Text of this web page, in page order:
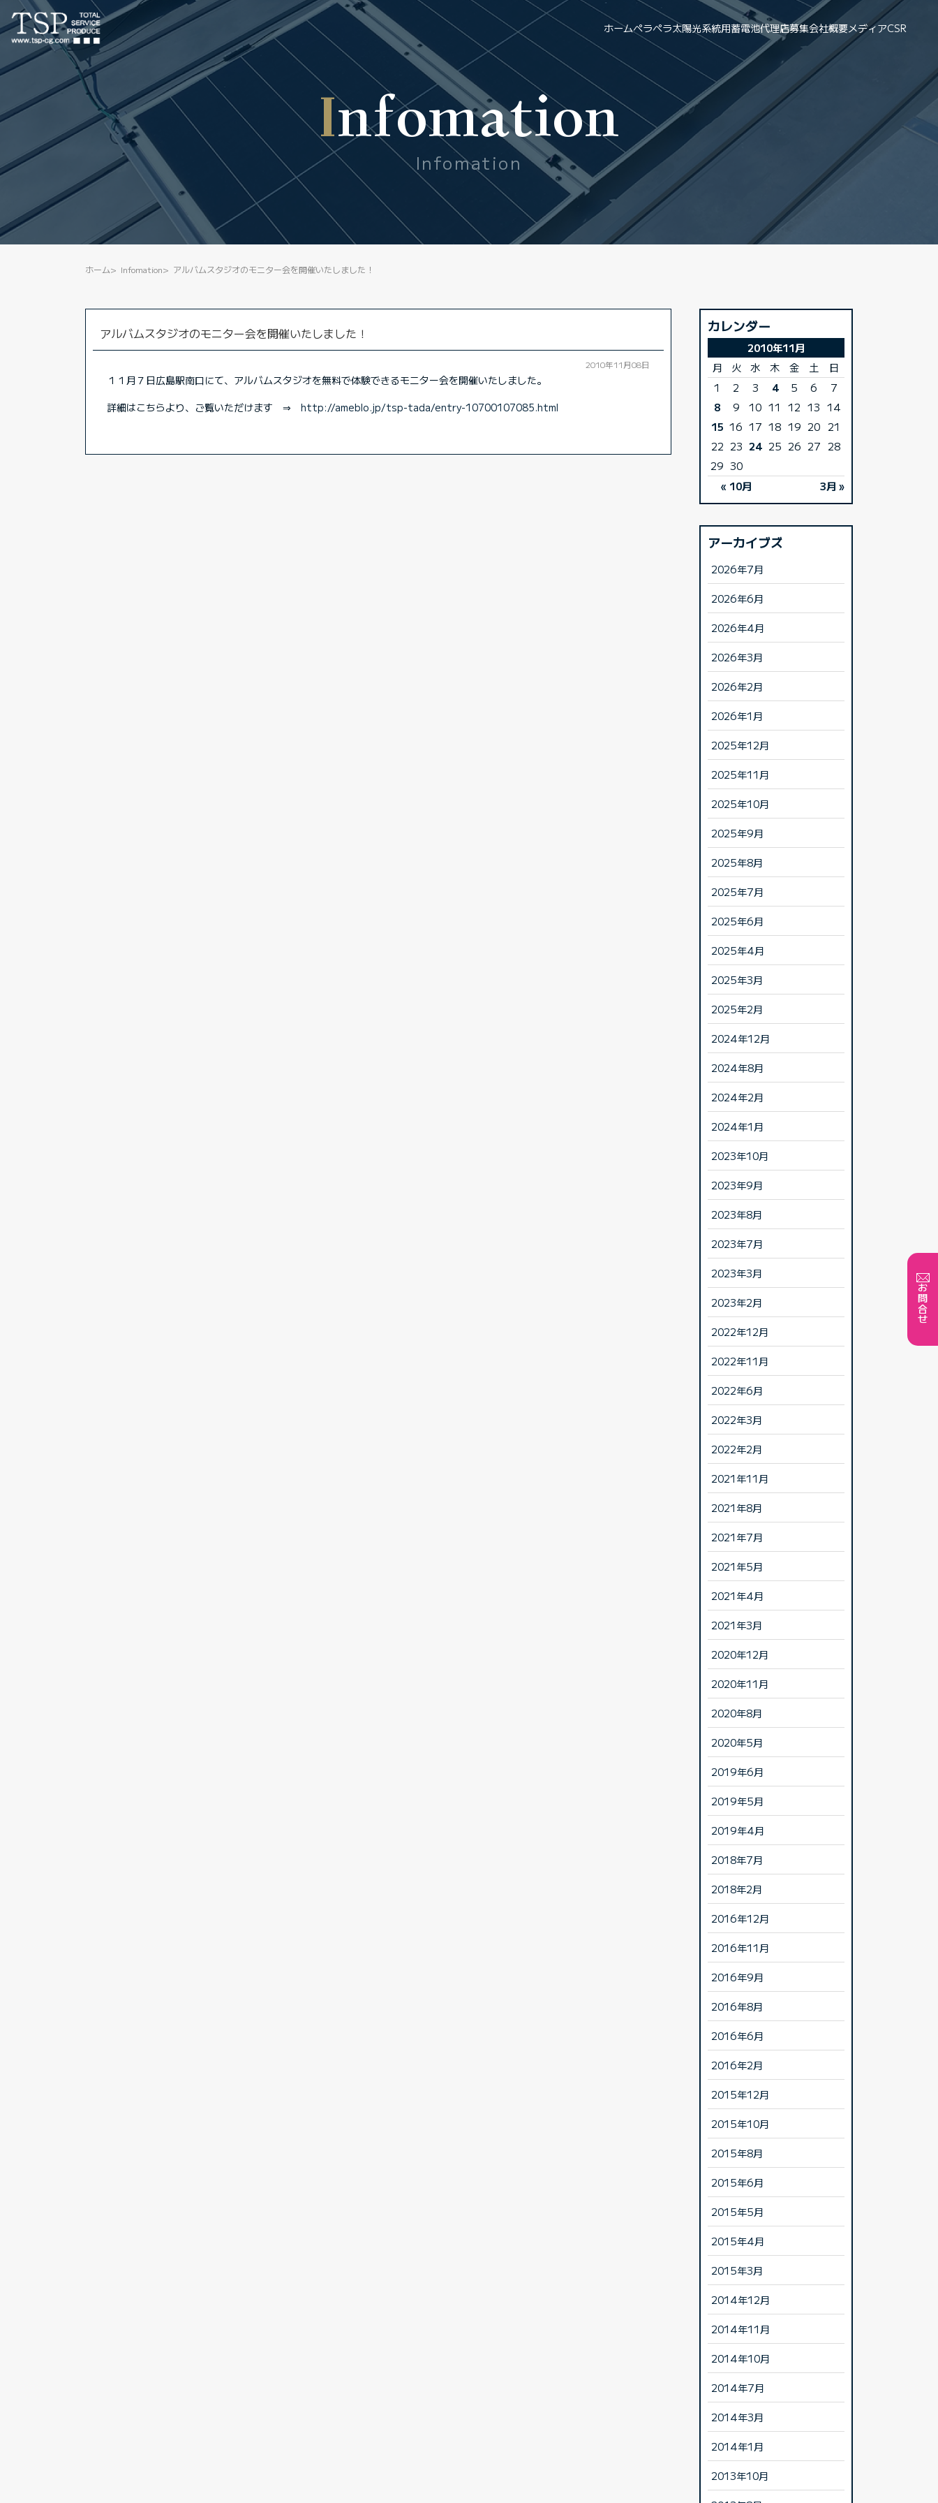
ホームペラペラ太陽光系統用蓄電池代理店募集会社概要メディアCSR
お問合せ
Infomation
Infomation
ホーム Infomation アルバムスタジオのモニター会を開催いたしました！
アルバムスタジオのモニター会を開催いたしました！
2010年11月08日
１１月７日広島駅南口にて、アルバムスタジオを無料で体験できるモニター会を開催いたしました。
詳細はこちらより、ご覧いただけます ⇒ http://ameblo.jp/tsp-tada/entry-10700107085.html
カレンダー
2010年11月
月
火 水 木 金 土 日
« 10月 3月 »
1 2 3 4 5 6
7
8
9 10 11 12 13 14
15 16 17 18 19 20 21
22 23 24 25 26 27 28
29 30
アーカイブズ
2026年7月
2026年6月
2026年4月
2026年3月
2026年2月
2026年1月
2025年12月
2025年11月
2025年10月
2025年9月
2025年8月
2025年7月
2025年6月
2025年4月
2025年3月
2025年2月
2024年12月
2024年8月
2024年2月
2024年1月
2023年10月
2023年9月
2023年8月
2023年7月
2023年3月
2023年2月
2022年12月
2022年11月
2022年6月
2022年3月
2022年2月
2021年11月
2021年8月
2021年7月
2021年5月
2021年4月
2021年3月
2020年12月
2020年11月
2020年8月
2020年5月
2019年6月
2019年5月
2019年4月
2018年7月
2018年2月
2016年12月
2016年11月
2016年9月
2016年8月
2016年6月
2016年2月
2015年12月
2015年10月
2015年8月
2015年6月
2015年5月
2015年4月
2015年3月
2014年12月
2014年11月
2014年10月
2014年7月
2014年3月
2014年1月
2013年10月